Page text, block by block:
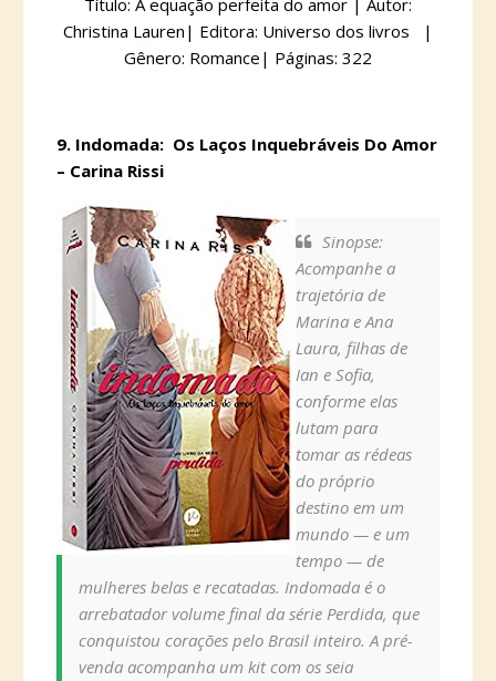
Título: A equação perfeita do amor | Autor:
Christina Lauren| Editora: Universo dos livros |
Gênero: Romance| Páginas: 322
9. Indomada: Os Laços Inquebráveis Do Amor
– Carina Rissi
Sinopse:
Acompanhe a
trajetória de
Marina e Ana
Laura, filhas de
Ian e Sofia,
conforme elas
lutam para
tomar as rédeas
do próprio
destino em um
mundo — e um
tempo — de
mulheres belas e recatadas. Indomada é o
arrebatador volume final da série Perdida, que
conquistou corações pelo Brasil inteiro. A pré-
venda acompanha um kit com os seia